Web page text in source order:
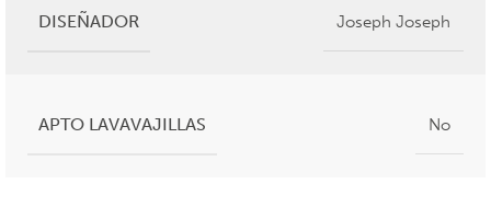
DISEÑADOR Joseph Joseph
APTO LAVAVAJILLAS No